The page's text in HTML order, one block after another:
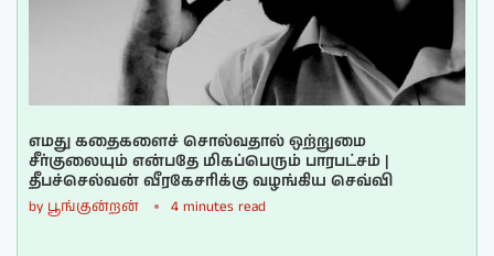
எமது கதைகளைச் சொல்வதால் ஒற்றுமை
சீர்குலையும் என்பதே மிகப்பெரும் பாரபட்சம் |
தீபச்செல்வன் வீரகேசரிக்கு வழங்கிய செவ்வி
by பூங்குன்றன் 4 minutes read